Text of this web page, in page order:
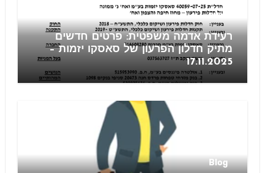
חוזים
רעידת אדמה משפטית: פרטים חדשים
מתיק חדלון הפרעון של סאסקו יזמות –
17.11.2025
Blog